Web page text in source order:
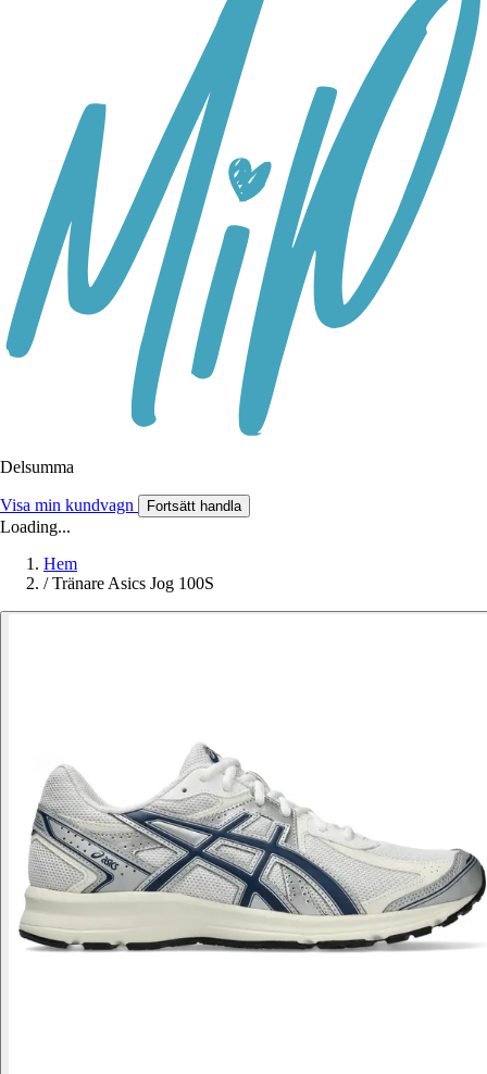
Delsumma
Visa min kundvagn Fortsätt handla
Loading...
Hem
/ Tränare Asics Jog 100S